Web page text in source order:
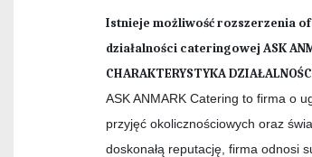
Istnieje możliwość rozszerzenia
działalności cateringowej ASK
CHARAKTERYSTYKA
ASK ANMARK Catering to firma o
przyjęć okolicznościowych oraz
doskonałą reputację, firma odnosi